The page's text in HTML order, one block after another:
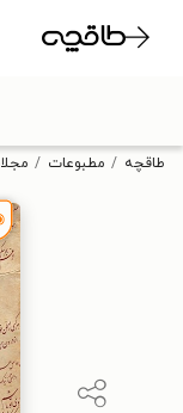
طاقچه مطبوعات